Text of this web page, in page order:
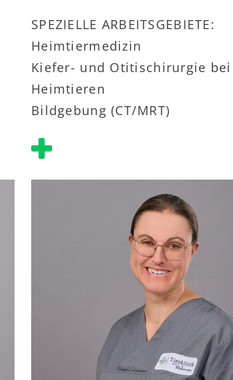
SPEZIELLE ARBEITSGEBIETE:
Heimtiermedizin
Kiefer- und Otitischirurgie bei
Heimtieren
Bildgebung (CT/MRT)